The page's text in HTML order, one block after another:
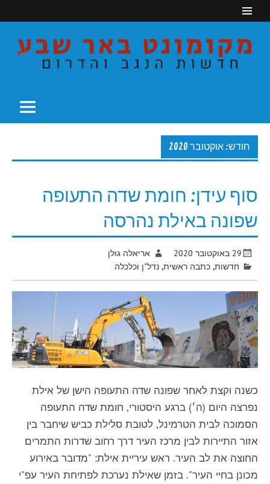
חודש: אוקטובר 2020
סוף עידן: חומת שדה התעופה
שפונה באילת נהרסה
29 באוקטובר 2020
אריאלה גולן
חדשות,כתבה ראשית,נדל"ן וכלכלה
כשנה וקצת לאחר שפונה שדה התעופה הישן של אילת
נפרצה היום (ה׳) ברגע היסטורי, חומת שדה התעופה
הסמוכה לבית הטרמינל, לטובת סלילת כביש שיחבר בין
אזור התיירות לבין מרכז העיר דרך רחוב שדרות התמרים
החוצה את לב העיר. ראש עיריית אילת: "מדובר באירוע
מכונן בחיי העיר". בזמן שאילת נערכת לפתיחת העיר עפ"י